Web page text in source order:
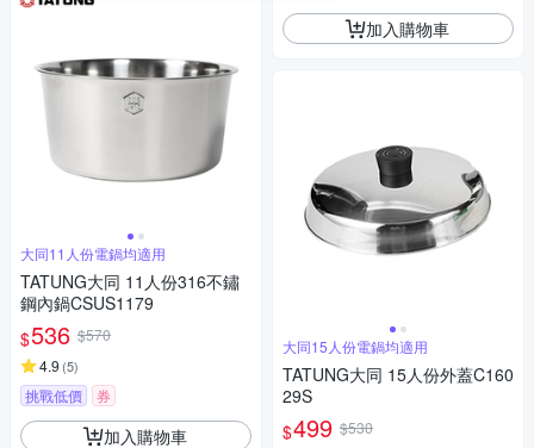
大同11人份電鍋均適用
TATUNG大同 11人份316不鏽
鋼內鍋CSUS1179
$536 $570
4.9 (5)
挑戰低價 券
加入購物車
加入購物車
大同15人份電鍋均適用
TATUNG大同 15人份外蓋C160
29S
$499 $530